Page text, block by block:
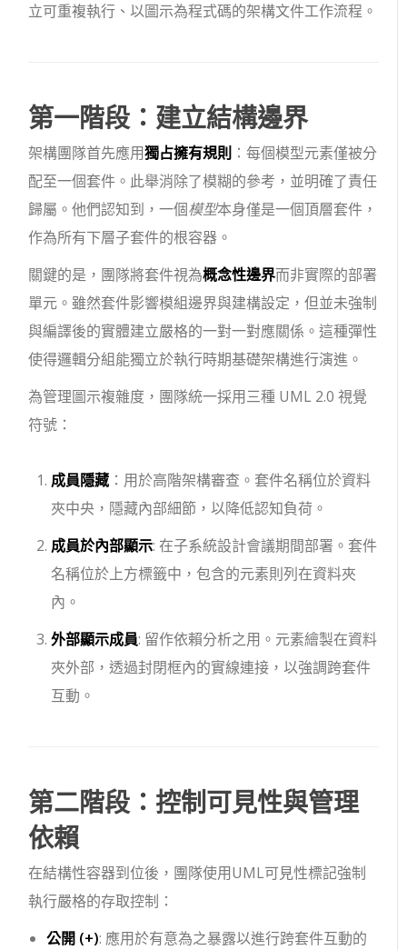
立可重複執行、以圖示為程式碼的架構文件工作流程。
第一階段：建立結構邊界
架構團隊首先應用獨占擁有規則 ：每個模型元素僅被分
配至一個套件。此舉消除了模糊的參考，並明確了責任
歸屬。他們認知到，一個模型本身僅是一個頂層套件，
作為所有下層子套件的根容器。
關鍵的是，團隊將套件視為概念性邊界而非實際的部署
單元。雖然套件影響模組邊界與建構設定，但並未強制
與編譯後的實體建立嚴格的一對一對應關係。這種彈性
使得邏輯分組能獨立於執行時期基礎架構進行演進。
為管理圖示複雜度，團隊統一採用三種 UML 2.0 視覺
符號：
成員隱藏 ：用於高階架構審查。套件名稱位於資料
夾中央，隱藏內部細節，以降低認知負荷。
成員於內部顯示: 在子系統設計會議期間部署。套件
名稱位於上方標籤中，包含的元素則列在資料夾
內。
外部顯示成員: 留作依賴分析之用。元素繪製在資料
夾外部，透過封閉框內的實線連接，以強調跨套件
互動。
第二階段：控制可見性與管理
依賴
在結構性容器到位後，團隊使用UML可見性標記強制
執行嚴格的存取控制：
公開 (+): 應用於有意為之暴露以進行跨套件互動的